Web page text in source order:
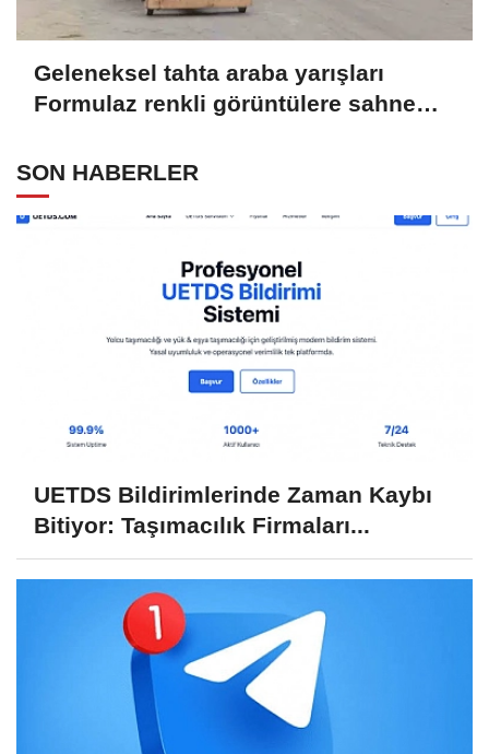
Geleneksel tahta araba yarışları
Formulaz renkli görüntülere sahne
SON HABERLER
UETDS Bildirimlerinde Zaman Kaybı
Bitiyor: Taşımacılık Firmaları...